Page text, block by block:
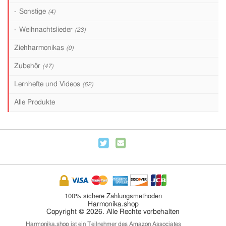
Sonstige (4)
Weihnachtslieder (23)
Ziehharmonikas (0)
Zubehör (47)
Lernhefte und Videos (62)
Alle Produkte
100% sichere Zahlungsmethoden
Harmonika.shop
Copyright © 2026. Alle Rechte vorbehalten
Harmonika.shop ist ein Teilnehmer des Amazon Associates